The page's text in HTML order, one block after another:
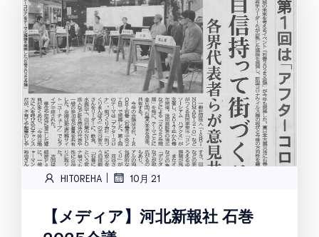
HITOREHA | 10月 21
【メディア】河北新報社 石巻